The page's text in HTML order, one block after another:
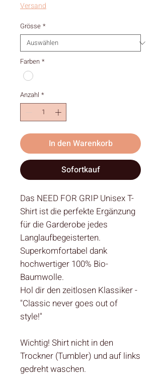
Versand
Grösse *
Farben *
Anzahl *
In den Warenkorb
Sofortkauf
Das NEED FOR GRIP Unisex T-
Shirt ist die perfekte Ergänzung
für die Garderobe jedes
Langlaufbegeisterten.
Superkomfortabel dank
hochwertiger 100% Bio-
Baumwolle.
Hol dir den zeitlosen Klassiker -
"Classic never goes out of
style!"
Wichtig! Shirt nicht in den
Trockner (Tumbler) und auf links
gedreht waschen.